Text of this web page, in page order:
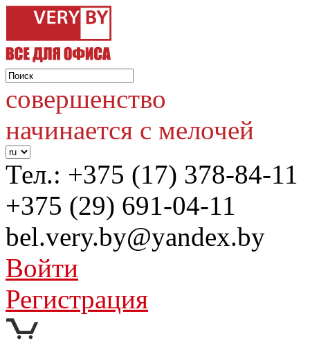
совершенство
начинается с мелочей
Тел.: +375 (17) 378-84-11
+375 (29) 691-04-11
bel.very.by@yandex.by
Войти
Регистрация